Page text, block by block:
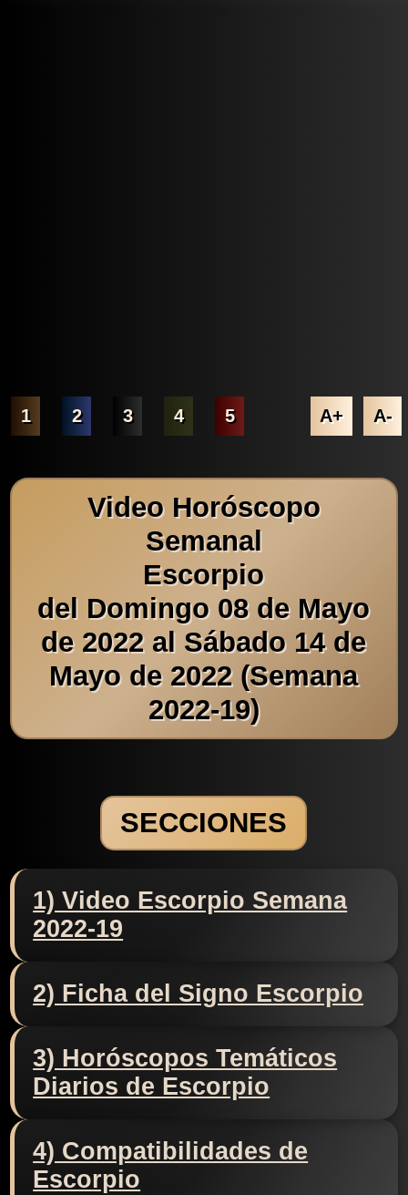
1 2 3 4 5 A+ A-
Video Horóscopo
Semanal
Escorpio
del Domingo 08 de Mayo
de 2022 al Sábado 14 de
Mayo de 2022 (Semana
2022-19)
SECCIONES
1) Video Escorpio Semana
2022-19
2) Ficha del Signo Escorpio
3) Horóscopos Temáticos
Diarios de Escorpio
4) Compatibilidades de
Escorpio